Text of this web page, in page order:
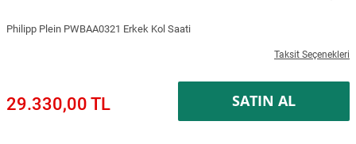
Philipp Plein PWBAA0321 Erkek Kol Saati
Taksit Seçenekleri
29.330,00 TL SATIN AL